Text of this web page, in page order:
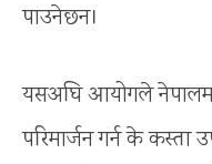
पाउनेछन।
यसअघि आयोगले
परिमार्जन गर्न के